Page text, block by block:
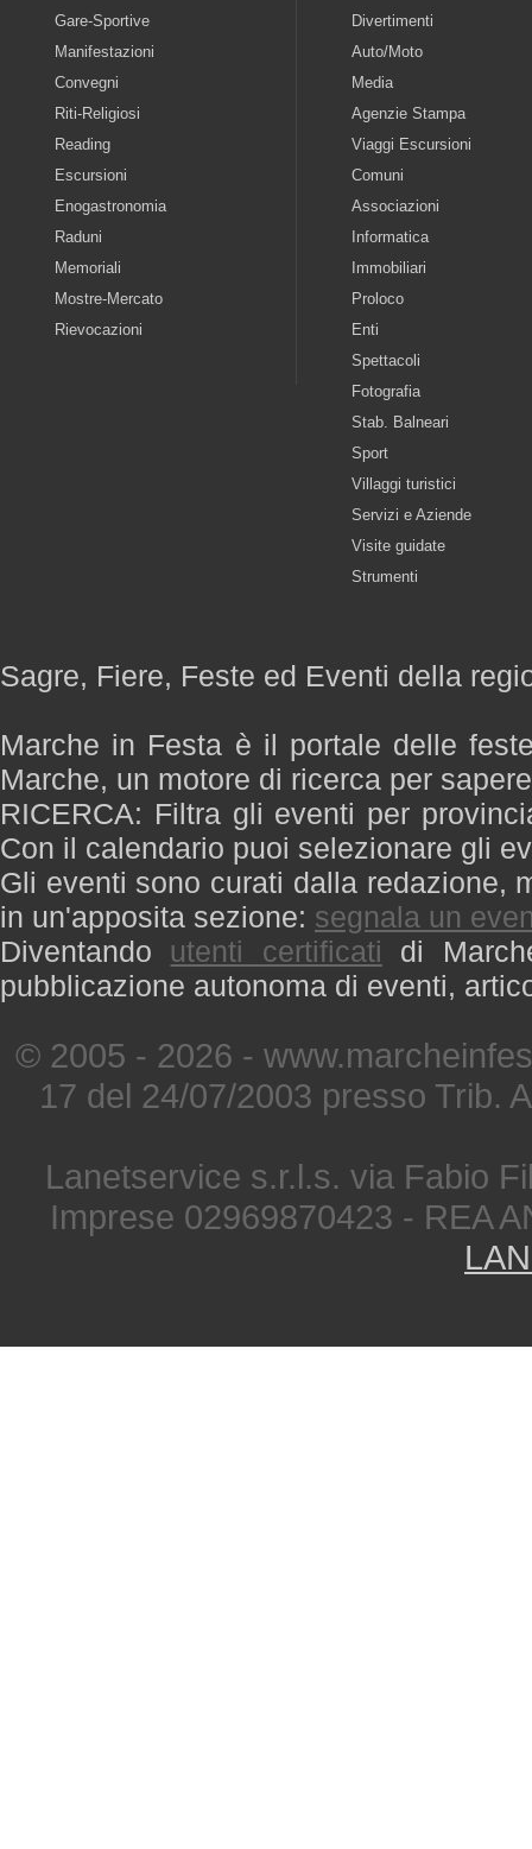
Gare-Sportive
Manifestazioni
Convegni
Riti-Religiosi
Reading
Escursioni
Enogastronomia
Raduni
Memoriali
Mostre-Mercato
Rievocazioni
Divertimenti
Auto/Moto
Media
Agenzie Stampa
Viaggi Escursioni
Comuni
Associazioni
Informatica
Immobiliari
Proloco
Enti
Spettacoli
Fotografia
Stab. Balneari
Sport
Villaggi turistici
Servizi e Aziende
Visite guidate
Strumenti
Sagre, Fiere, Feste ed Eventi della
Marche in Festa è il portale delle
Marche, un motore di ricerca per
RICERCA: Filtra gli eventi per
Con il calendario puoi selezionare gli
Gli eventi sono curati dalla redazione,
in un'apposita sezione: segnala un
Diventando utenti certificati di
pubblicazione autonoma di eventi,
© 2005 - 2026 -
17 del 24/07/2003 presso Trib.
Lanetservice s.r.l.s. via Fabio
Imprese 02969870423 - REA